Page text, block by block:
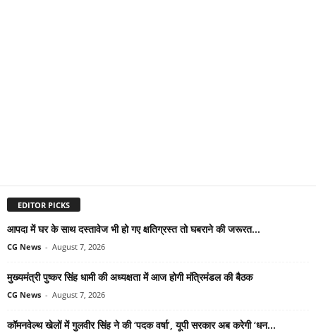
EDITOR PICKS
आपदा में घर के साथ दस्तावेज भी हो गए क्षतिग्रस्त तो घबराने की जरूरत...
CG News - August 7, 2026
मुख्यमंत्री पुष्कर सिंह धामी की अध्यक्षता में आज होगी मंत्रिमंडल की बैठक
CG News - August 7, 2026
कॉमनवेल्थ खेलों में गुलवीर सिंह ने की ‘पदक वर्षा’, यूपी सरकार अब करेगी ‘धन...